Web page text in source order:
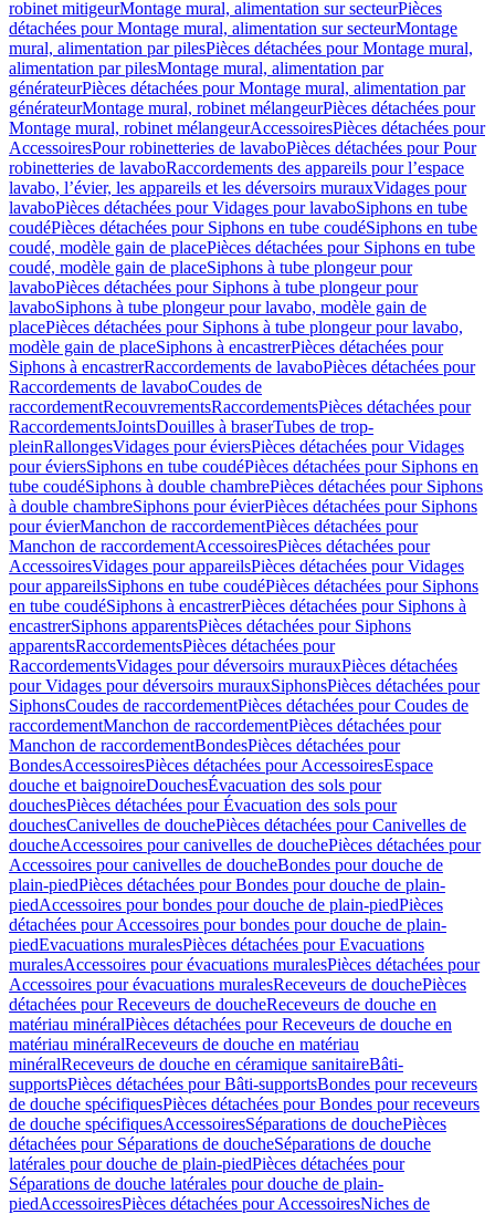
robinet mitigeurMontage mural, alimentation sur secteurPièces
détachées pour Montage mural, alimentation sur secteurMontage
mural, alimentation par pilesPièces détachées pour Montage mural,
alimentation par pilesMontage mural, alimentation par
générateurPièces détachées pour Montage mural, alimentation par
générateurMontage mural, robinet mélangeurPièces détachées pour
Montage mural, robinet mélangeurAccessoiresPièces détachées pour
AccessoiresPour robinetteries de lavaboPièces détachées pour Pour
robinetteries de lavaboRaccordements des appareils pour l’espace
lavabo, l’évier, les appareils et les déversoirs murauxVidages pour
lavaboPièces détachées pour Vidages pour lavaboSiphons en tube
coudéPièces détachées pour Siphons en tube coudéSiphons en tube
coudé, modèle gain de placePièces détachées pour Siphons en tube
coudé, modèle gain de placeSiphons à tube plongeur pour
lavaboPièces détachées pour Siphons à tube plongeur pour
lavaboSiphons à tube plongeur pour lavabo, modèle gain de
placePièces détachées pour Siphons à tube plongeur pour lavabo,
modèle gain de placeSiphons à encastrerPièces détachées pour
Siphons à encastrerRaccordements de lavaboPièces détachées pour
Raccordements de lavaboCoudes de
raccordementRecouvrementsRaccordementsPièces détachées pour
RaccordementsJointsDouilles à braserTubes de trop-
pleinRallongesVidages pour éviersPièces détachées pour Vidages
pour éviersSiphons en tube coudéPièces détachées pour Siphons en
tube coudéSiphons à double chambrePièces détachées pour Siphons
à double chambreSiphons pour évierPièces détachées pour Siphons
pour évierManchon de raccordementPièces détachées pour
Manchon de raccordementAccessoiresPièces détachées pour
AccessoiresVidages pour appareilsPièces détachées pour Vidages
pour appareilsSiphons en tube coudéPièces détachées pour Siphons
en tube coudéSiphons à encastrerPièces détachées pour Siphons à
encastrerSiphons apparentsPièces détachées pour Siphons
apparentsRaccordementsPièces détachées pour
RaccordementsVidages pour déversoirs murauxPièces détachées
pour Vidages pour déversoirs murauxSiphonsPièces détachées pour
SiphonsCoudes de raccordementPièces détachées pour Coudes de
raccordementManchon de raccordementPièces détachées pour
Manchon de raccordementBondesPièces détachées pour
BondesAccessoiresPièces détachées pour AccessoiresEspace
douche et baignoireDouchesÉvacuation des sols pour
douchesPièces détachées pour Évacuation des sols pour
douchesCanivelles de douchePièces détachées pour Canivelles de
doucheAccessoires pour canivelles de douchePièces détachées pour
Accessoires pour canivelles de doucheBondes pour douche de
plain-piedPièces détachées pour Bondes pour douche de plain-
piedAccessoires pour bondes pour douche de plain-piedPièces
détachées pour Accessoires pour bondes pour douche de plain-
piedEvacuations muralesPièces détachées pour Evacuations
muralesAccessoires pour évacuations muralesPièces détachées pour
Accessoires pour évacuations muralesReceveurs de douchePièces
détachées pour Receveurs de doucheReceveurs de douche en
matériau minéralPièces détachées pour Receveurs de douche en
matériau minéralReceveurs de douche en matériau
minéralReceveurs de douche en céramique sanitaireBâti-
supportsPièces détachées pour Bâti-supportsBondes pour receveurs
de douche spécifiquesPièces détachées pour Bondes pour receveurs
de douche spécifiquesAccessoiresSéparations de douchePièces
détachées pour Séparations de doucheSéparations de douche
latérales pour douche de plain-piedPièces détachées pour
Séparations de douche latérales pour douche de plain-
piedAccessoiresPièces détachées pour AccessoiresNiches de